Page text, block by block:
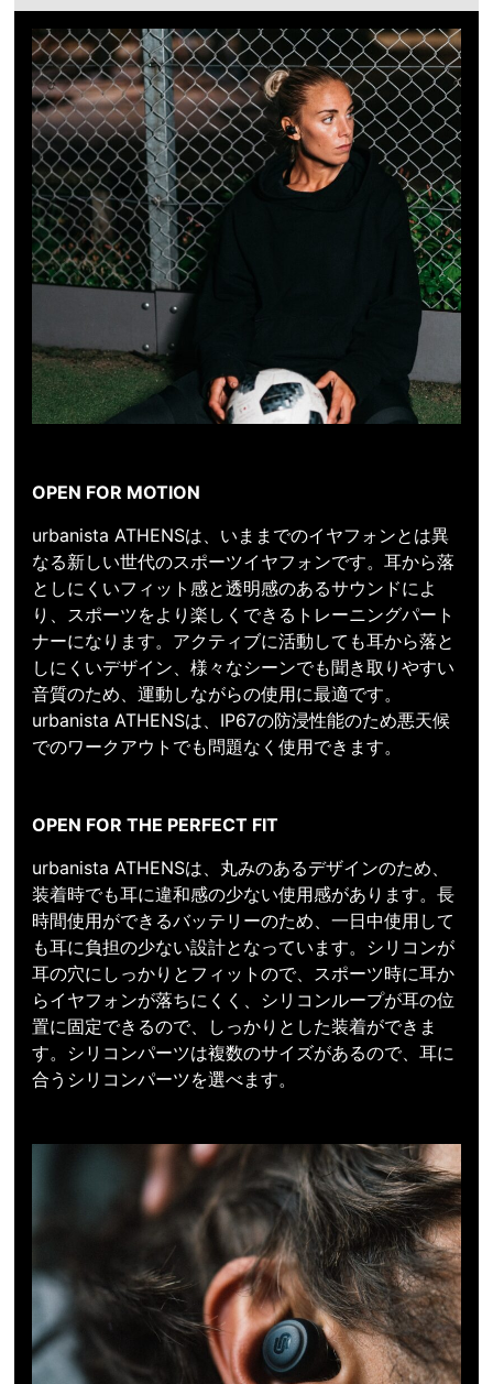
OPEN FOR MOTION
urbanista ATHENSは、いままでのイヤフォンとは異
なる新しい世代のスポーツイヤフォンです。耳から落
としにくいフィット感と透明感のあるサウンドによ
り、スポーツをより楽しくできるトレーニングパート
ナーになります。アクティブに活動しても耳から落と
しにくいデザイン、様々なシーンでも聞き取りやすい
音質のため、運動しながらの使用に最適です。
urbanista ATHENSは、IP67の防浸性能のため悪天候
でのワークアウトでも問題なく使用できます。
OPEN FOR THE PERFECT FIT
urbanista ATHENSは、丸みのあるデザインのため、
装着時でも耳に違和感の少ない使用感があります。長
時間使用ができるバッテリーのため、一日中使用して
も耳に負担の少ない設計となっています。シリコンが
耳の穴にしっかりとフィットので、スポーツ時に耳か
らイヤフォンが落ちにくく、シリコンループが耳の位
置に固定できるので、しっかりとした装着ができま
す。シリコンパーツは複数のサイズがあるので、耳に
合うシリコンパーツを選べます。